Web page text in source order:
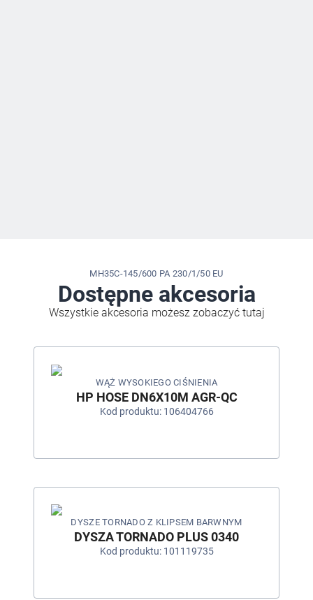
MH35C-145/600 PA 230/1/50 EU
Dostępne akcesoria
Wszystkie akcesoria możesz zobaczyć tutaj
WĄŻ WYSOKIEGO CIŚNIENIA
HP HOSE DN6X10M AGR-QC
Kod produktu: 106404766
DYSZE TORNADO Z KLIPSEM BARWNYM
DYSZA TORNADO PLUS 0340
Kod produktu: 101119735